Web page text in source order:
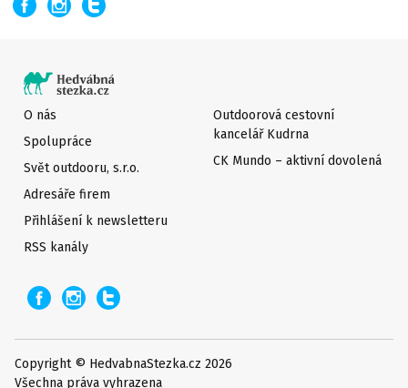
O nás
Spolupráce
Svět outdooru, s.r.o.
Adresáře firem
Přihlášení k newsletteru
Outdoorová cestovní
kancelář Kudrna
CK Mundo – aktivní dovolená
RSS kanály
Copyright © HedvabnaStezka.cz 2026
Všechna práva vyhrazena